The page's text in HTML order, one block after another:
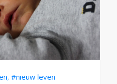
, #nieuw leven